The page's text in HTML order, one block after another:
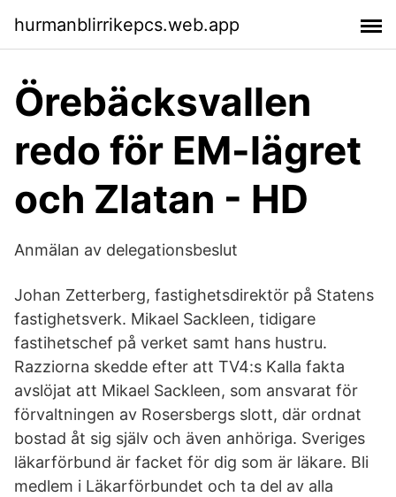
hurmanblirrikepcs.web.app
Örebäcksvallen
redo för EM-lägret
och Zlatan - HD
Anmälan av delegationsbeslut
Johan Zetterberg, fastighetsdirektör på Statens
fastighetsverk. Mikael Sackleen, tidigare
fastihetschef på verket samt hans hustru.
Razziorna skedde efter att TV4:s Kalla fakta
avslöjat att Mikael Sackleen, som ansvarat för
förvaltningen av Rosersbergs slott, där ordnat
bostad åt sig själv och även anhöriga. Sveriges
läkarförbund är facket för dig som är läkare. Bli
medlem i Läkarförbundet och ta del av alla